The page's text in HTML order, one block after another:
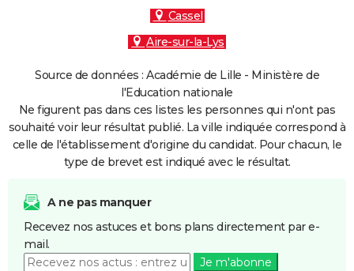
Cassel
Aire-sur-la-Lys
Source de données : Académie de Lille - Ministère de
l'Education nationale
Ne figurent pas dans ces listes les personnes qui n'ont pas
souhaité voir leur résultat publié. La ville indiquée correspond à
celle de l'établissement d'origine du candidat. Pour chacun, le
type de brevet est indiqué avec le résultat.
A ne pas manquer
Recevez nos astuces et bons plans directement par e-
mail.
Je m'abonne